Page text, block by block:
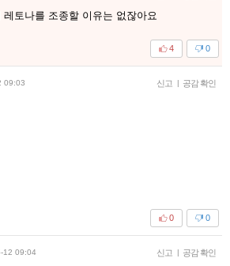
토나를 조종할 이유는 없잖아요
0
4
09:03 신고 | 공감 확인
0
0
12 09:04 신고 | 공감 확인